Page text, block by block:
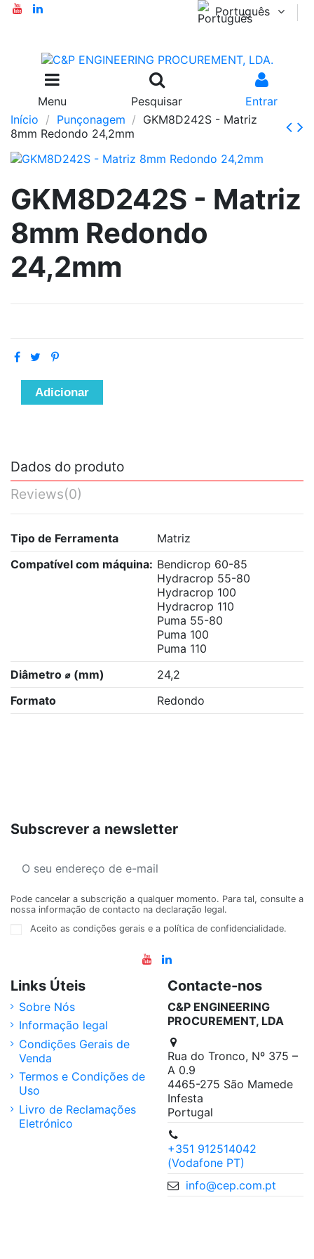
Português
Menu Pesquisar
Entrar
Início
Punçonagem
GKM8D242S - Matriz
8mm Redondo 24,2mm
GKM8D242S - Matriz
8mm Redondo
24,2mm
Adicionar
Dados do produto
Reviews(0)
Tipo de Ferramenta
Matriz
Compatível com máquina: Bendicrop 60-85
Hydracrop 55-80
Hydracrop 100
Hydracrop 110
Puma 55-80
Puma 100
Puma 110
Diâmetro ⌀ (mm)
24,2
Formato
Redondo
Subscrever a newsletter
Pode cancelar a subscrição a qualquer momento. Para tal, consulte a
nossa informação de contacto na declaração legal.
Aceito as condições gerais e a política de confidencialidade.
Links Úteis
Sobre Nós
Informação legal
Condições Gerais de
Venda
Termos e Condições de
Uso
Livro de Reclamações
Eletrónico
Contacte-nos
C&P ENGINEERING
PROCUREMENT, LDA
Rua do Tronco, Nº 375 –
A 0.9
4465-275 São Mamede
Infesta
Portugal
+351 912514042
(Vodafone PT)
info@cep.com.pt